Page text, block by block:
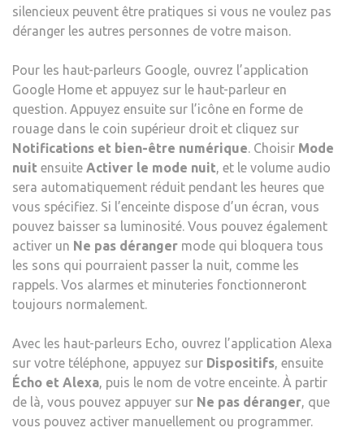
silencieux peuvent être pratiques si vous ne voulez pas
déranger les autres personnes de votre maison.
Pour les haut-parleurs Google, ouvrez l’application
Google Home et appuyez sur le haut-parleur en
question. Appuyez ensuite sur l’icône en forme de
rouage dans le coin supérieur droit et cliquez sur
Notifications et bien-être numérique. Choisir Mode
nuit ensuite Activer le mode nuit, et le volume audio
sera automatiquement réduit pendant les heures que
vous spécifiez. Si l’enceinte dispose d’un écran, vous
pouvez baisser sa luminosité. Vous pouvez également
activer un Ne pas déranger mode qui bloquera tous
les sons qui pourraient passer la nuit, comme les
rappels. Vos alarmes et minuteries fonctionneront
toujours normalement.
Avec les haut-parleurs Echo, ouvrez l’application Alexa
sur votre téléphone, appuyez sur Dispositifs, ensuite
Écho et Alexa, puis le nom de votre enceinte. À partir
de là, vous pouvez appuyer sur Ne pas déranger, que
vous pouvez activer manuellement ou programmer.